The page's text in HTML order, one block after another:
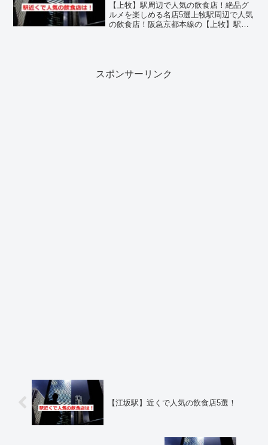
【上牧】駅周辺で人気の飲食店！絶品グ
ルメを楽しめる名店5選上牧駅周辺で人気
の飲食店！阪急京都本線の【上牧】駅周
スポンサーリンク
【江坂駅】近くで人気の飲食店5選！